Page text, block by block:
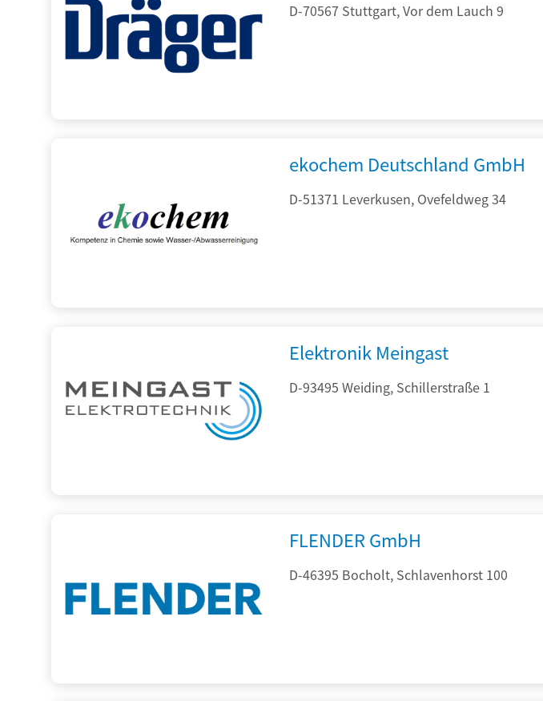
D-70567 Stuttgart, Vor dem Lauch 9
ekochem Deutschland GmbH
D-51371 Leverkusen, Ovefeldweg 34
Elektronik Meingast
D-93495 Weiding, Schillerstraße 1
FLENDER GmbH
D-46395 Bocholt, Schlavenhorst 100